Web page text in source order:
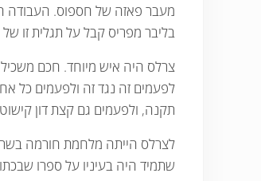
בליבר מפריס קבל על תגלית זו
צרלס היה איש מיוחד. חכם
לפעמים זה נגד זה ולפעמים כל
תקנה, ולפעמים גם קצת דון
לצרלס הייתה מלחמת חורמה